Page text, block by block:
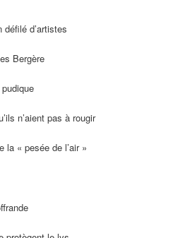
d’artistes
Bergère
n’aient pas à rougir
la « pesée de l’air »